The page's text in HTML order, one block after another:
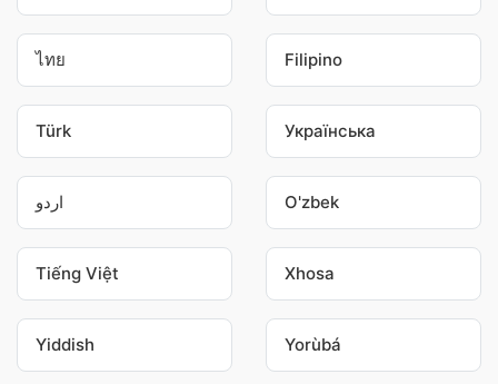
ไทย Filipino
Türk Українська
اردو O'zbek
Tiếng Việt Xhosa
Yiddish Yorùbá